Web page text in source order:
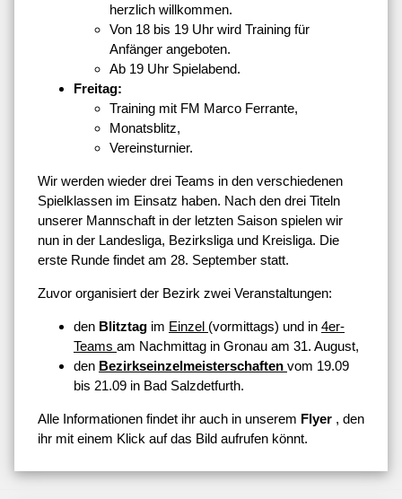
herzlich willkommen.
Von 18 bis 19 Uhr wird Training für
Anfänger angeboten.
Ab 19 Uhr Spielabend.
Freitag:
Training mit FM Marco Ferrante,
Monatsblitz,
Vereinsturnier.
Wir werden wieder drei Teams in den verschiedenen
Spielklassen im Einsatz haben. Nach den drei Titeln
unserer Mannschaft in der letzten Saison spielen wir
nun in der Landesliga, Bezirksliga und Kreisliga. Die
erste Runde findet am 28. September statt.
Zuvor organisiert der Bezirk zwei Veranstaltungen:
den Blitztag im Einzel (vormittags) und in 4er-
Teams am Nachmittag in Gronau am 31. August,
den Bezirkseinzelmeisterschaften vom 19.09
bis 21.09 in Bad Salzdetfurth.
Alle Informationen findet ihr auch in unserem Flyer , den
ihr mit einem Klick auf das Bild aufrufen könnt.